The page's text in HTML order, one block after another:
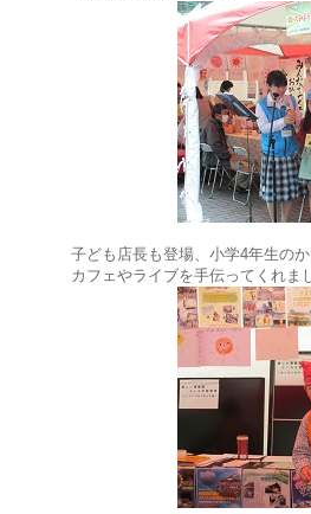
子ども店長も登場、小学4年生の
カフェやライブを手伝ってくれま